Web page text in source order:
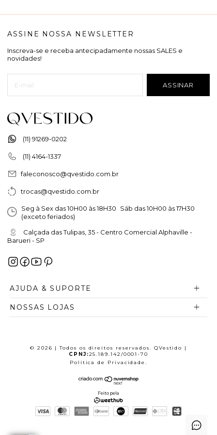
(11) 91269-0202
(11) 4164-1337
faleconosco@qvestido.com.br
trocas@qvestido.com.br
Seg à Sex das 10H00 às 18H30 Sáb das 10H00 às 17H30
(exceto feriados)
Calçada das Tulipas, 35 - Centro Comercial Alphaville -
Barueri - SP
AJUDA & SUPORTE
NOSSAS LOJAS
ASSINE NOSSA NEWSLETTER
Inscreva-se e receba antecipadamente nossas SALES e
novidades!
© 2026 | Todos os direitos reservados. QVestido |
CPNJ:25.189.142/0001-70
Política de Privacidade.
Feito pela